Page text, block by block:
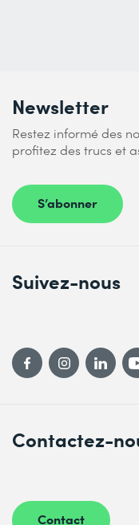
Newsletter
Restez informé des
profitez des trucs et
S’abonner
Contactez-
Contact
Suivez-nous